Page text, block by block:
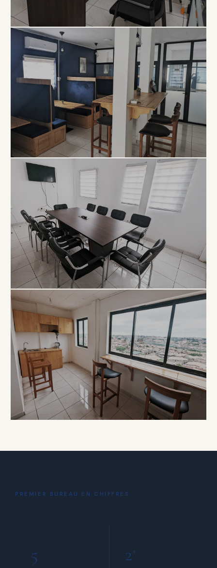
EXCLUSIVITÉ
Bureau
Privé
À PARTIR DE 80 000 FCFA / MOIS
COLLABORATIF
Open
Space
À PARTIR DE 5 000 FCFA / JOUR
PROFESSIONNEL
Salle de
Réunion
À PARTIR DE 15 000 FCFA / HEURE
Coin Café
INCLUS POUR TOUS LES MEMBRES
PREMIER BUREAU EN CHIFFRES
5 2+